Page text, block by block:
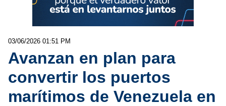
03/06/2026 01:51 PM
Avanzan en plan para
convertir los puertos
marítimos de Venezuela en